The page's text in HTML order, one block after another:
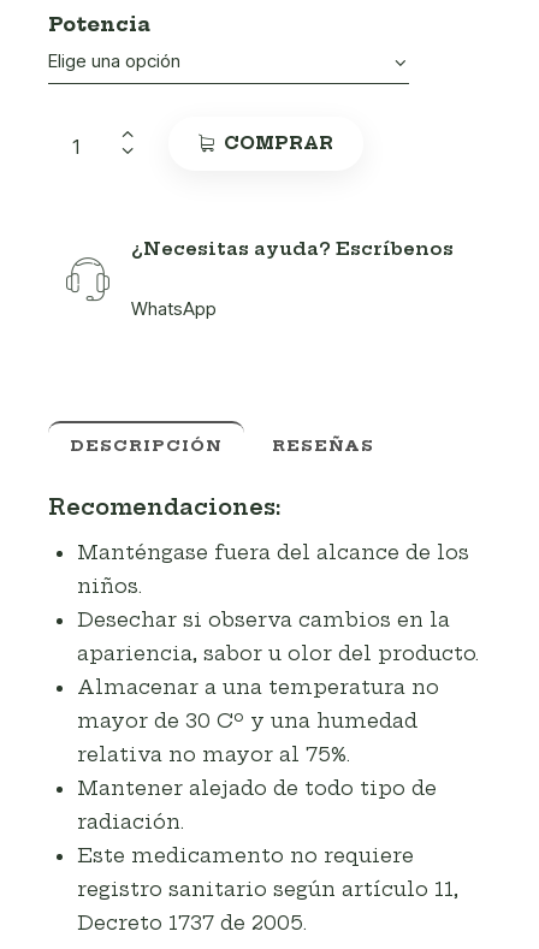
Potencia
COMPRAR
¿Necesitas ayuda? Escríbenos
WhatsApp
DESCRIPCIÓN RESEÑAS
Recomendaciones:
Manténgase fuera del alcance de los
niños.
Desechar si observa cambios en la
apariencia, sabor u olor del producto.
Almacenar a una temperatura no
mayor de 30 Cº y una humedad
relativa no mayor al 75%.
Mantener alejado de todo tipo de
radiación.
Este medicamento no requiere
registro sanitario según artículo 11,
Decreto 1737 de 2005.